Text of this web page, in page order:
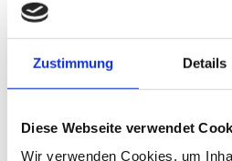
Zustimmung Details
Diese Webseite verwendet
Wir verwenden Cookies, um
Personenanzahl
Unterkunftstyp